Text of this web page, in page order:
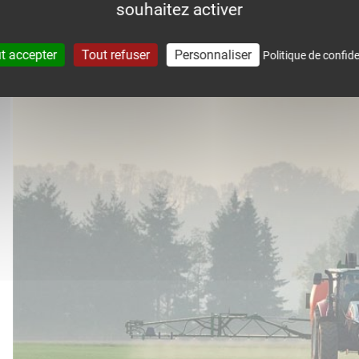
souhaitez activer
accepter Tout refuser Personnaliser Politique de